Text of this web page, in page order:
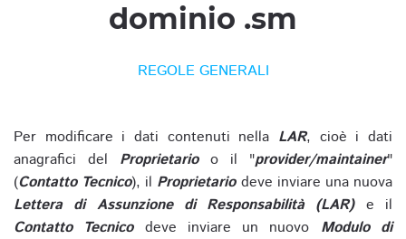
dominio .sm
REGOLE GENERALI
Per modificare i dati contenuti nella LAR, cioè i dati
anagrafici del Proprietarioo il "provider/maintainer"
(Contatto Tecnico), il Proprietariodeve inviare una nuova
Lettera di Assunzione di Responsabilità (LAR)e il
Contatto Tecnicodeve inviare un nuovo Modulo di